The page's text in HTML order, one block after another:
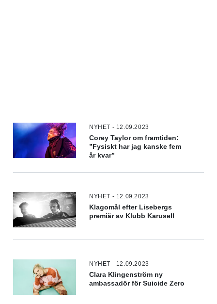
NYHET - 12.09.2023
Corey Taylor om framtiden:
”Fysiskt har jag kanske fem
år kvar”
NYHET - 12.09.2023
Klagomål efter Lisebergs
premiär av Klubb Karusell
NYHET - 12.09.2023
Clara Klingenström ny
ambassadör för Suicide Zero